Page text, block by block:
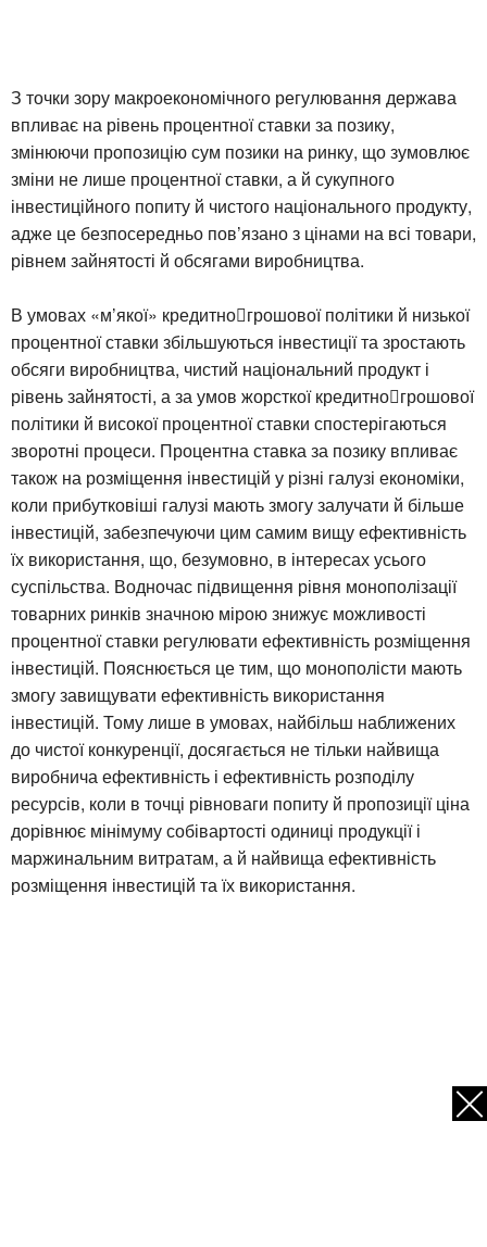
З точки зору макроекономічного регулювання держава
впливає на рівень процентної ставки за позику,
змінюючи пропозицію сум позики на ринку, що зумовлює
зміни не лише процентної ставки, а й сукупного
інвестиційного попиту й чистого національного продукту,
адже це безпосередньо пов’язано з цінами на всі товари,
рівнем зайнятості й обсягами виробництва.
В умовах «м’якої» кредитногрошової політики й низької
процентної ставки збільшуються інвестиції та зростають
обсяги виробництва, чистий національний продукт і
рівень зайнятості, а за умов жорсткої кредитногрошової
політики й високої процентної ставки спостерігаються
зворотні процеси. Процентна ставка за позику впливає
також на розміщення інвестицій у різні галузі економіки,
коли прибутковіші галузі мають змогу залучати й більше
інвестицій, забезпечуючи цим самим вищу ефективність
їх використання, що, безумовно, в інтересах усього
суспільства. Водночас підвищення рівня монополізації
товарних ринків значною мірою знижує можливості
процентної ставки регулювати ефективність розміщення
інвестицій. Пояснюється це тим, що монополісти мають
змогу завищувати ефективність використання
інвестицій. Тому лише в умовах, найбільш наближених
до чистої конкуренції, досягається не тільки найвища
виробнича ефективність і ефективність розподілу
ресурсів, коли в точці рівноваги попиту й пропозиції ціна
дорівнює мінімуму собівартості одиниці продукції і
маржинальним витратам, а й найвища ефективність
розміщення інвестицій та їх використання.